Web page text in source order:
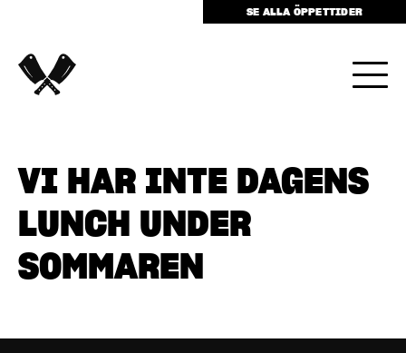
SE ALLA ÖPPETTIDER
VI HAR INTE DAGENS
LUNCH UNDER
SOMMAREN